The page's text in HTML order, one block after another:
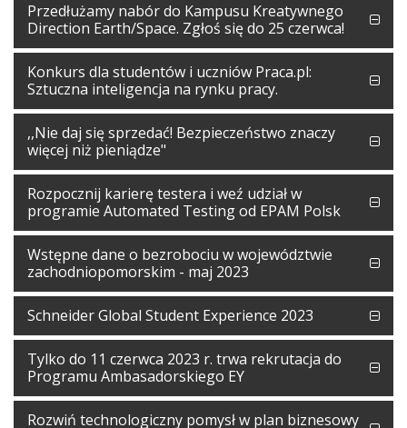
Przedłużamy nabór do Kampusu Kreatywnego
Direction Earth/Space. Zgłoś się do 25 czerwca!
Konkurs dla studentów i uczniów Praca.pl:
Sztuczna inteligencja na rynku pracy.
,,Nie daj się sprzedać! Bezpieczeństwo znaczy
więcej niż pieniądze"
Rozpocznij karierę testera i weź udział w
programie Automated Testing od EPAM Polsk
Wstępne dane o bezrobociu w województwie
zachodniopomorskim - maj 2023
Schneider Global Student Experience 2023
Tylko do 11 czerwca 2023 r. trwa rekrutacja do
Programu Ambasadorskiego EY
Rozwiń technologiczny pomysł w plan biznesowy